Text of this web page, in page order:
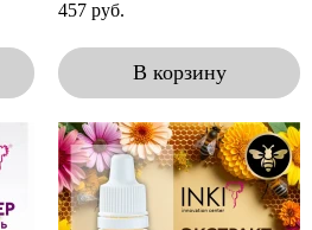
457 руб.
В корзину